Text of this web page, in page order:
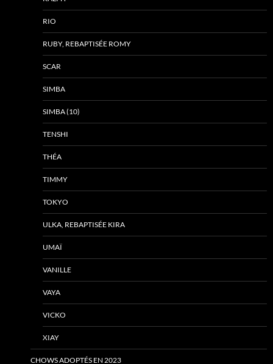
RIO
RUBY, REBAPTISÉE ROMY
SCAR
SIMBA
SIMBA (10)
TENSHI
THÉA
TIMMY
TOKYO
ULKA, REBAPTISÉE KIRA
UMAÏ
VANILLE
VAYA
VICKO
XIAY
CHOWS ADOPTÉS EN 2023